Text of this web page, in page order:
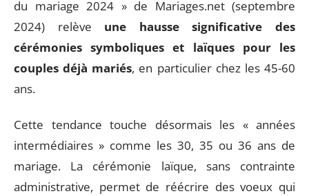
du mariage 2024 » de Mariages.net (septembre
2024) relève une hausse significative des
cérémonies symboliques et laïques pour les
couples déjà mariés, en particulier chez les 45-60
ans.
Cette tendance touche désormais les « années
intermédiaires » comme les 30, 35 ou 36 ans de
mariage. La cérémonie laïque, sans contrainte
administrative, permet de réécrire des voeux qui